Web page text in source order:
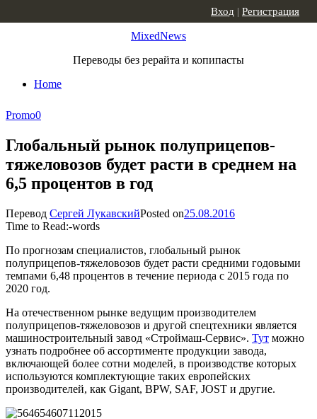
MixedNews
Переводы без рерайта и копипасты
Home
Вход | Регистрация
Promo0
Глобальный рынок полуприцепов-
тяжеловозов будет расти в среднем на
6,5 процентов в год
Перевод Сергей ЛукавскийPosted on25.08.2016
Time to Read:-words
По прогнозам специалистов, глобальный рынок
полуприцепов-тяжеловозов будет расти средними годовыми
темпами 6,48 процентов в течение периода с 2015 года по
2020 год.
На отечественном рынке ведущим производителем
полуприцепов-тяжеловозов и другой спецтехники является
машиностроительный завод «Строймаш-Сервис». Тут можно
узнать подробнее об ассортименте продукции завода,
включающей более сотни моделей, в производстве которых
используются комплектующие таких европейских
производителей, как Gigant, BPW, SAF, JOST и другие.